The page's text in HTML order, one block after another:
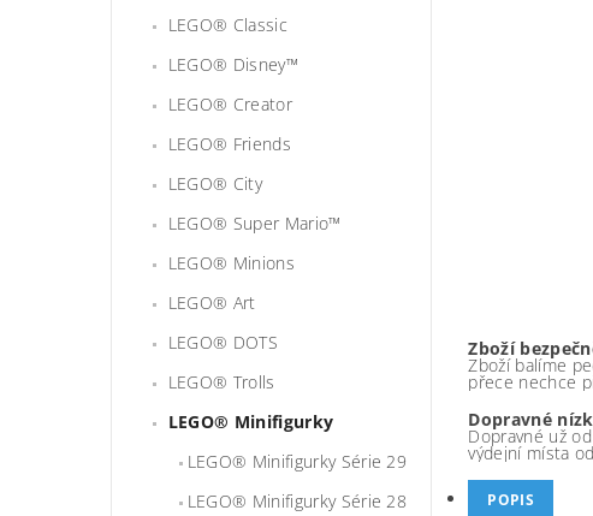
LEGO® Classic
LEGO® Disney™
LEGO® Creator
LEGO® Friends
LEGO® City
LEGO® Super Mario™
LEGO® Minions
LEGO® Art
LEGO® DOTS
LEGO® Trolls
LEGO® Minifigurky
LEGO® Minifigurky Série 29
LEGO® Minifigurky Série 28
Zboží
Zboží balíme
přece nechce
Dopravné
Dopravné už
výdejní místa
POPIS